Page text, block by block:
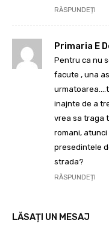
RĂSPUNDEȚI
Primaria E
Pentru ca nu
facute , una
inajnte de a
vrea sa traga
romani,
presedintele
strada?
RĂSPUNDEȚI
LĂSAȚI UN MESAJ